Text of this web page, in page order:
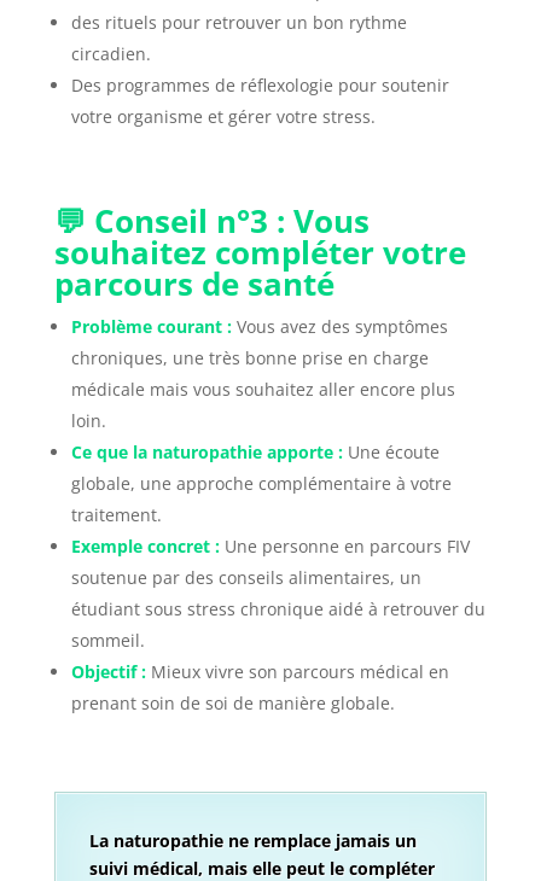
des rituels pour retrouver un bon rythme
circadien.
Des programmes de réflexologie pour soutenir
votre organisme et gérer votre stress.
💬 Conseil n°3 : Vous
souhaitez compléter votre
parcours de santé
Problème courant :Vous avez des symptômes
chroniques, une très bonne prise en charge
médicale mais vous souhaitez aller encore plus
loin.
Ce que la naturopathie apporte :Une écoute
globale, une approche complémentaire à votre
traitement.
Exemple concret :Une personne en parcours FIV
soutenue par des conseils alimentaires, un
étudiant sous stress chronique aidé à retrouver du
sommeil.
Objectif :Mieux vivre son parcours médical en
prenant soin de soi de manière globale.
La naturopathie ne remplace jamais un
suivi médical, mais elle peut le compléter